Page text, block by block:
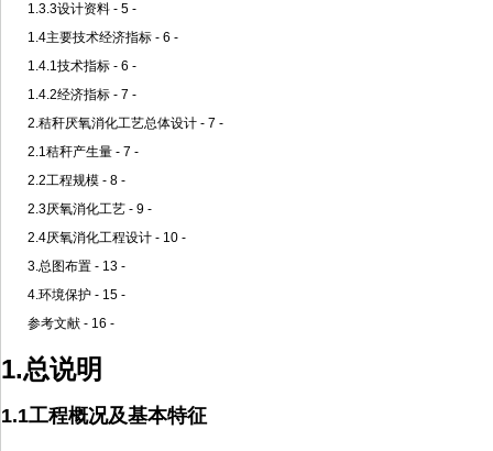
1.3.3设计资料 - 5 -
1.4主要技术经济指标 - 6 -
1.4.1技术指标 - 6 -
1.4.2经济指标 - 7 -
2.秸秆厌氧消化工艺总体设计 - 7 -
2.1秸秆产生量 - 7 -
2.2工程规模 - 8 -
2.3厌氧消化工艺 - 9 -
2.4厌氧消化工程设计 - 10 -
3.总图布置 - 13 -
4.环境保护 - 15 -
参考文献 - 16 -
1.总说明
1.1工程概况及基本特征